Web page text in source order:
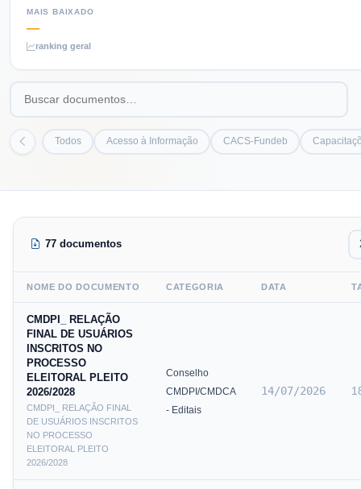
MAIS BAIXADO
—
ranking geral
Todos Acesso à Informação CACS-Fundeb
77 documentos
NOME DO DOCUMENTO CATEGORIA DATA
CMDPI_ RELAÇÃO
FINAL DE USUÁRIOS
INSCRITOS NO
PROCESSO
ELEITORAL PLEITO
2026/2028
CMDPI_ RELAÇÃO FINAL
DE USUÁRIOS INSCRITOS
NO PROCESSO
ELEITORAL PLEITO
2026/2028
Conselho
CMDPI/CMDCA
- Editais
14/07/2026